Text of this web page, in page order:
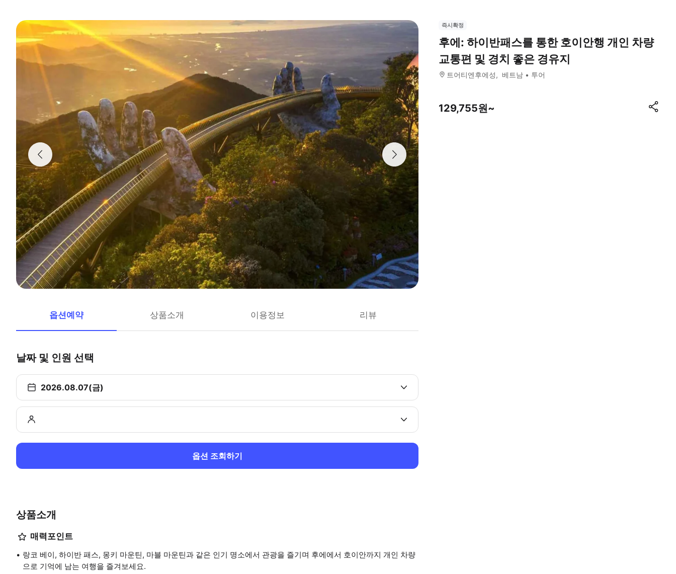
옵션예약 상품소개 이용정보 리뷰
날짜 및 인원 선택
2026.08.07(금)
옵션 조회하기
상품소개
매력포인트
랑코 베이, 하이반 패스, 몽키 마운틴, 마블 마운틴과 같은 인기 명소에서 관광을 즐기며 후에에서 호이안까지 개인 차량
으로 기억에 남는 여행을 즐겨보세요.
즉시확정
후에: 하이반패스를 통한 호이안행 개인 차량
교통편 및 경치 좋은 경유지
트어티엔후에성 베트남 투어
129,755원~